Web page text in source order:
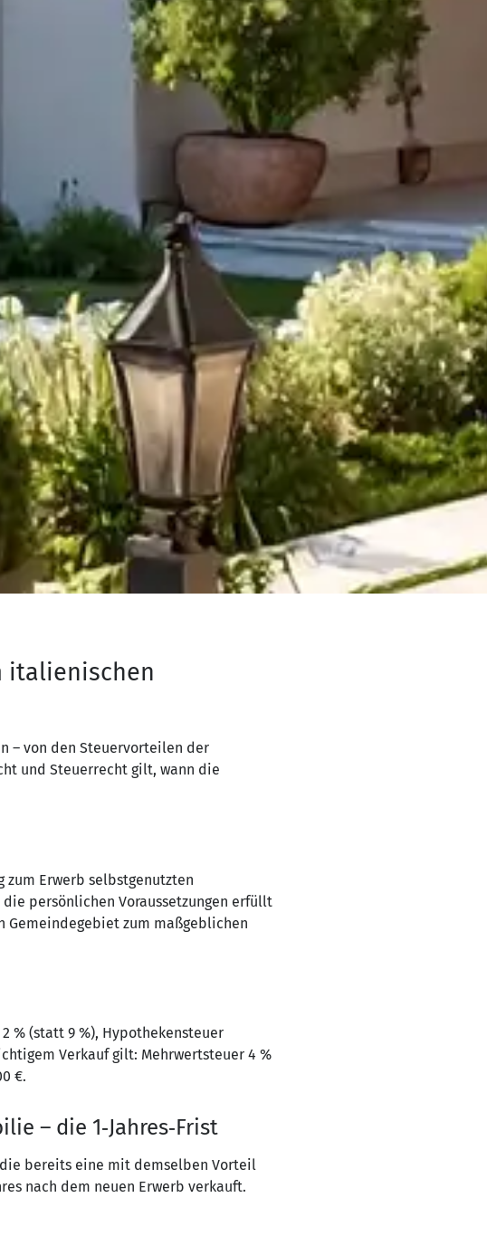
italienischen
– von den Steuervorteilen der
und Steuerrecht gilt, wann die
zum Erwerb selbstgenutzten
persönlichen Voraussetzungen erfüllt
Gemeindegebiet zum maßgeblichen
% (statt 9 %), Hypothekensteuer
Verkauf gilt: Mehrwertsteuer 4 %
€.
– die 1‑Jahres‑Frist
die bereits eine mit demselben Vorteil
nach dem neuen Erwerb verkauft.